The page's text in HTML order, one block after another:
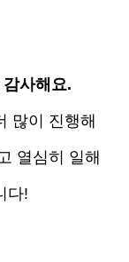
사해요.
많이 진행해
열심히 일해
다!